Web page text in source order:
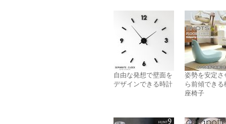
自由な発想で壁面を
デザインできる時計
姿勢を安定さ
ら前傾できる
座椅子